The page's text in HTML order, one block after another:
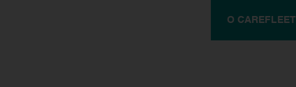
O CAREFLEET